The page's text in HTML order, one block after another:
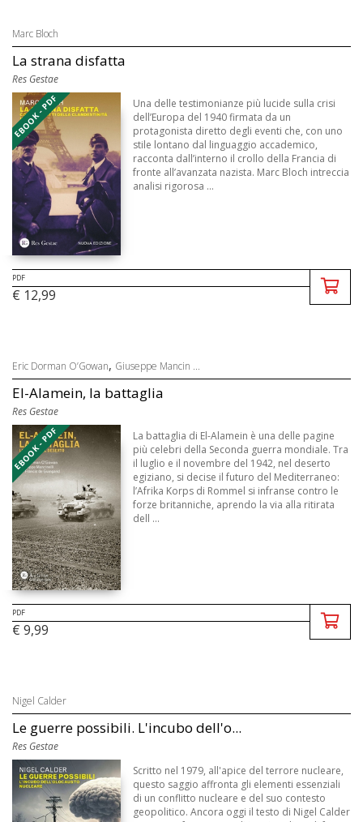
Marc Bloch
La strana disfatta
Res Gestae
EBOOK - PDF
Una delle testimonianze più lucide sulla crisi
dell’Europa del 1940 firmata da un
protagonista diretto degli eventi che, con uno
stile lontano dal linguaggio accademico,
racconta dall’interno il crollo della Francia di
fronte all’avanzata nazista. Marc Bloch intreccia
analisi rigorosa ...
PDF
€ 12,99
Eric Dorman O’Gowan, Giuseppe Mancin ...
El-Alamein, la battaglia
Res Gestae
EBOOK - PDF
La battaglia di El-Alamein è una delle pagine
più celebri della Seconda guerra mondiale. Tra
il luglio e il novembre del 1942, nel deserto
egiziano, si decise il futuro del Mediterraneo:
l’Afrika Korps di Rommel si infranse contro le
forze britanniche, aprendo la via alla ritirata
dell ...
PDF
€ 9,99
Nigel Calder
Le guerre possibili. L'incubo dell'o...
Res Gestae
Scritto nel 1979, all'apice del terrore nucleare,
questo saggio affronta gli elementi essenziali
di un conflitto nucleare e del suo contesto
geopolitico. Ancora oggi il testo di Nigel Calder